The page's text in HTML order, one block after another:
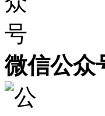
微信公众